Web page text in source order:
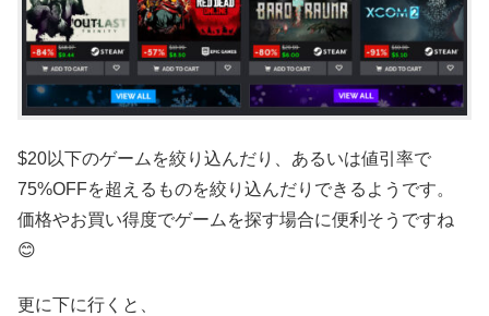
$20以下のゲームを絞り込んだり、あるいは値引率で
75%OFFを超えるものを絞り込んだりできるようです。
価格やお買い得度でゲームを探す場合に便利そうですね
😊
更に下に行くと、